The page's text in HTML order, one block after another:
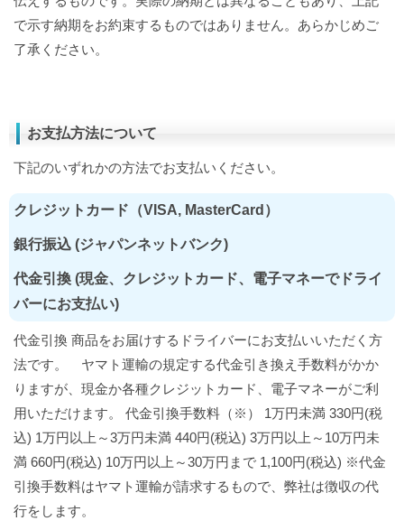
で示す納期をお約束するものではありません。あらかじめご
了承ください。
お支払方法について
下記のいずれかの方法でお支払いください。
クレジットカード（VISA, MasterCard）
銀行振込 (ジャパンネットバンク)
代金引換 (現金、クレジットカード、電子マネーでドライ
バーにお支払い)
代金引換 商品をお届けするドライバーにお支払いいただく方
法です。 ヤマト運輸の規定する代金引き換え手数料がかか
りますが、現金か各種クレジットカード、電子マネーがご利
用いただけます。 代金引換手数料（※） 1万円未満 330円(税
込) 1万円以上～3万円未満 440円(税込) 3万円以上～10万円未
満 660円(税込) 10万円以上～30万円まで 1,100円(税込) ※代金
引換手数料はヤマト運輸が請求するもので、弊社は徴収の代
行をします。